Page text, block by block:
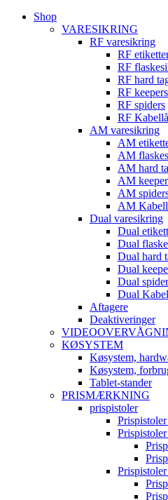
Shop
VARESIKRING
RF varesikring
RF
RF
RF hard
RF keepers
RF spiders
RF
AM varesikring
AM
AM
AM hard
AM
AM
AM
Dual varesikring
Dual
Dual
Dual hard
Dual
Dual
Dual
Aftagere
Deaktiveringer
KØSYSTEM
Køsystem,
Køsystem,
Tablet-stander
PRISMÆRKNING
prispistoler